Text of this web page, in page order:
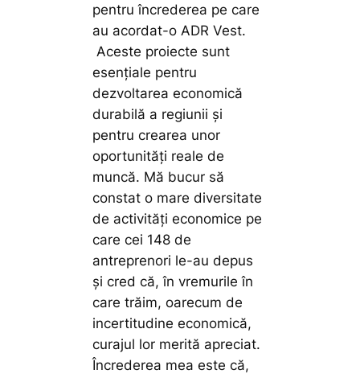
pentru încrederea pe care
au acordat-o ADR Vest.
Aceste proiecte sunt
esențiale pentru
dezvoltarea economică
durabilă a regiunii și
pentru crearea unor
oportunități reale de
muncă. Mă bucur să
constat o mare diversitate
de activități economice pe
care cei 148 de
antreprenori le-au depus
și cred că, în vremurile în
care trăim, oarecum de
incertitudine economică,
curajul lor merită apreciat.
Încrederea mea este că,